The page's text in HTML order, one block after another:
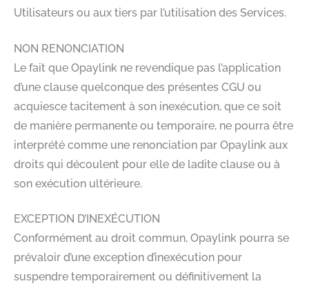
Utilisateurs ou aux tiers par l’utilisation des Services.
NON RENONCIATION
Le fait que Opaylink ne revendique pas l’application
d’une clause quelconque des présentes CGU ou
acquiesce tacitement à son inexécution, que ce soit
de manière permanente ou temporaire, ne pourra être
interprété comme une renonciation par Opaylink aux
droits qui découlent pour elle de ladite clause ou à
son exécution ultérieure.
EXCEPTION D’INEXÉCUTION
Conformément au droit commun, Opaylink pourra se
prévaloir d’une exception d’inexécution pour
suspendre temporairement ou définitivement la